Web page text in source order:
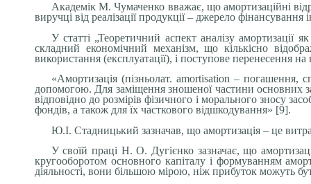
Академік М. Чумаченко вважає, що амортизаційні
виручці від реалізації продукції – джерело фінансування
У статті „Теоретичний аспект аналізу
складний економічний механізм, що кількісно
використання (експлуатації), і поступове перенесення
«Амортизація (пізньолат. amortisation – погашення,
допомогою. Для заміщення зношеної частини основних
відповідно до розмірів фізичного і морального зносу
фондів, а також для їх часткового відшкодування» [9].
Ю.І. Стадницький зазначав, що амортизація – це
У своїй праці Н. О. Дугієнко зазначає, що
кругооборотом основного капіталу і формуванням
діяльності, вони більшою мірою, ніж прибуток можуть